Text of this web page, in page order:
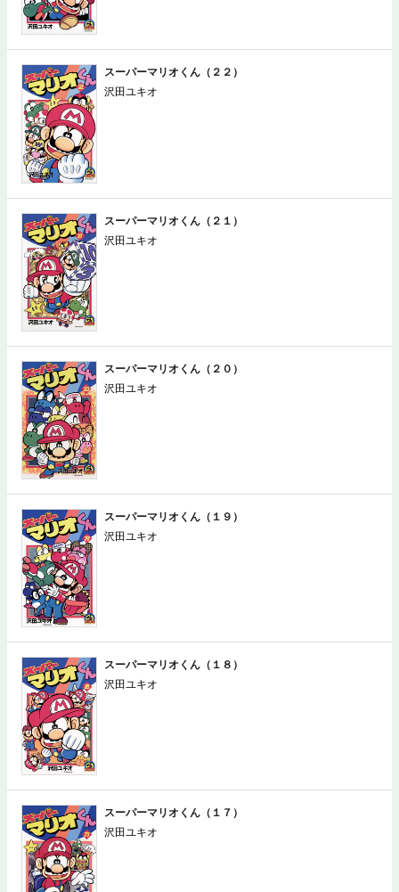
スーパーマリオくん（２２）
沢田ユキオ
スーパーマリオくん（２１）
沢田ユキオ
スーパーマリオくん（２０）
沢田ユキオ
スーパーマリオくん（１９）
沢田ユキオ
スーパーマリオくん（１８）
沢田ユキオ
スーパーマリオくん（１７）
沢田ユキオ